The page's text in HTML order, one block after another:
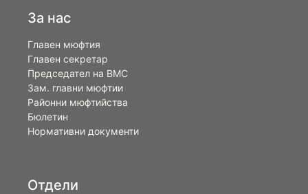
За нас
Главен мюфтия
Главен секретар
Председател на ВМС
Зам. главни мюфтии
Районни мюфтийства
Бюлетин
Нормативни документи
Отдели